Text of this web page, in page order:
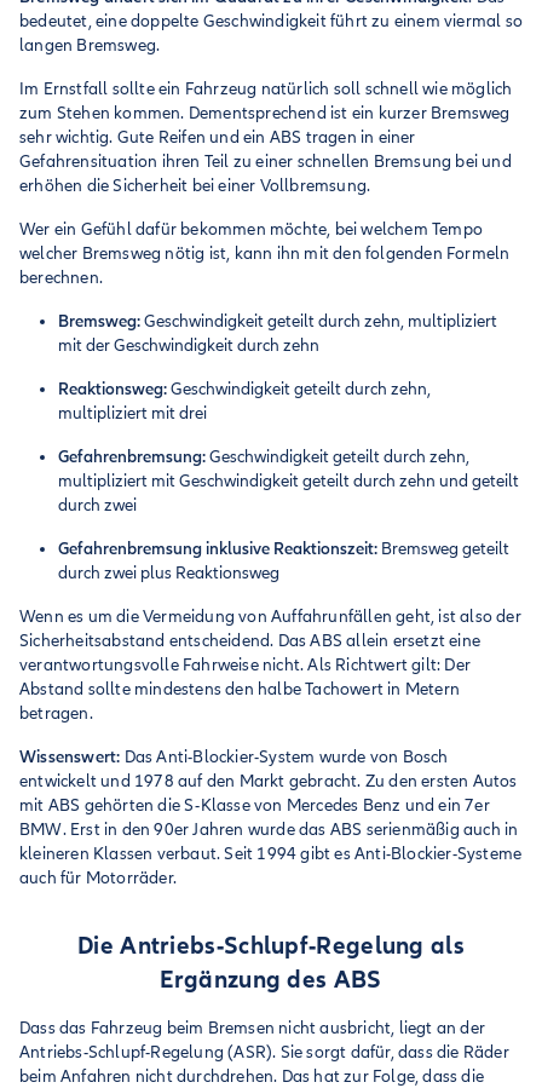
bedeutet, eine doppelte Geschwindigkeit führt zu einem viermal so
langen Bremsweg.
Im Ernstfall sollte ein Fahrzeug natürlich soll schnell wie möglich
zum Stehen kommen. Dementsprechend ist ein kurzer Bremsweg
sehr wichtig. Gute Reifen und ein ABS tragen in einer
Gefahrensituation ihren Teil zu einer schnellen Bremsung bei und
erhöhen die Sicherheit bei einer Vollbremsung.
Wer ein Gefühl dafür bekommen möchte, bei welchem Tempo
welcher Bremsweg nötig ist, kann ihn mit den folgenden Formeln
berechnen.
Bremsweg:Geschwindigkeit geteilt durch zehn, multipliziert
mit der Geschwindigkeit durch zehn
Reaktionsweg:Geschwindigkeit geteilt durch zehn,
multipliziert mit drei
Gefahrenbremsung:Geschwindigkeit geteilt durch zehn,
multipliziert mit Geschwindigkeit geteilt durch zehn und geteilt
durch zwei
Gefahrenbremsung inklusive Reaktionszeit: Bremsweg geteilt
durch zwei plus Reaktionsweg
Wenn es um die Vermeidung von Auffahrunfällen geht, ist also der
Sicherheitsabstand entscheidend. Das ABS allein ersetzt eine
verantwortungsvolle Fahrweise nicht. Als Richtwert gilt: Der
Abstand sollte mindestens den halbe Tachowert in Metern
betragen.
Wissenswert: Das Anti-Blockier-System wurde von Bosch
entwickelt und 1978 auf den Markt gebracht. Zu den ersten Autos
mit ABS gehörten die S-Klasse von Mercedes Benz und ein 7er
BMW. Erst in den 90er Jahren wurde das ABS serienmäßig auch in
kleineren Klassen verbaut. Seit 1994 gibt es Anti-Blockier-Systeme
auch für Motorräder.
Die Antriebs-Schlupf-Regelung als
Ergänzung des ABS
Dass das Fahrzeug beim Bremsen nicht ausbricht, liegt an der
Antriebs-Schlupf-Regelung (ASR). Sie sorgt dafür, dass die Räder
beim Anfahren nicht durchdrehen. Das hat zur Folge, dass die